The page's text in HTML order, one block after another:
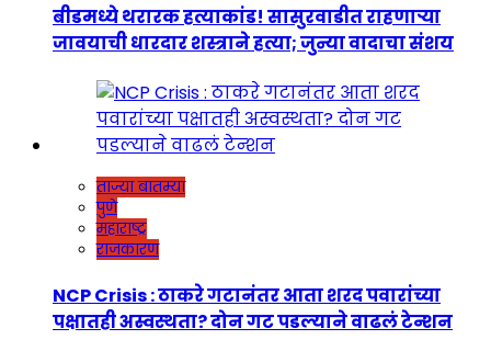
बीडमध्ये थरारक हत्याकांड! सासुरवाडीत राहणाऱ्या
जावयाची धारदार शस्त्राने हत्या; जुन्या वादाचा संशय
ताज्या बातम्या
पुणे
महाराष्ट्र
राजकारण
NCP Crisis : ठाकरे गटानंतर आता शरद पवारांच्या
पक्षातही अस्वस्थता? दोन गट पडल्याने वाढलं टेन्शन